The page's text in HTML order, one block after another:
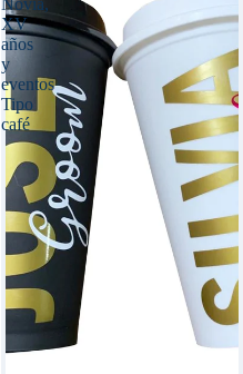
Novia,
XV
años
y
eventos
Tipo
café